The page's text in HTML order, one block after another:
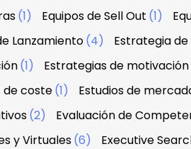
(1) Equipos de Sell Out (1)
Lanzamiento(4) Estrategia
(1) Estrategias de motivación
de coste(1) Estudios de
(2) Evaluación de
y Virtuales(6) Executive